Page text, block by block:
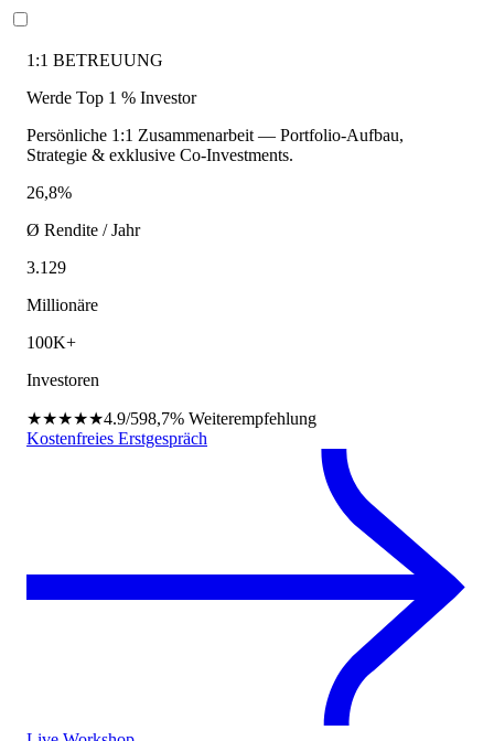
1:1 BETREUUNG
Werde Top 1 % Investor
Persönliche 1:1 Zusammenarbeit — Portfolio-Aufbau,
Strategie & exklusive Co-Investments.
26,8%
Ø Rendite / Jahr
3.129
Millionäre
100K+
Investoren
★★★★★4.9/598,7% Weiterempfehlung
Kostenfreies Erstgespräch